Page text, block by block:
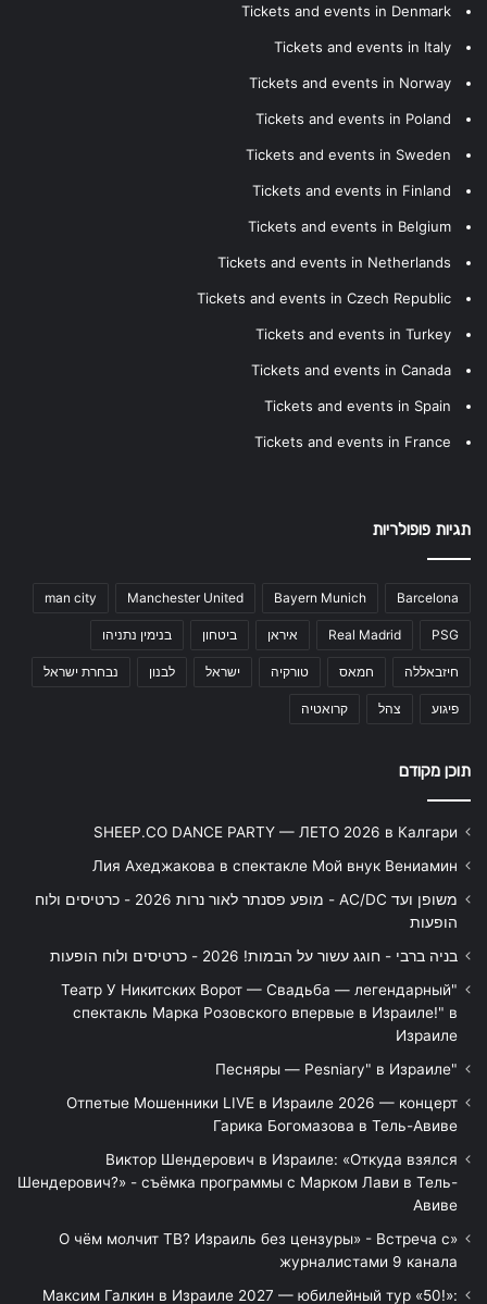
Tickets and events in Denmark
Tickets and events in Italy
Tickets and events in Norway
Tickets and events in Poland
Tickets and events in Sweden
Tickets and events in Finland
Tickets and events in Belgium
Tickets and events in Netherlands
Tickets and events in Czech Republic
Tickets and events in Turkey
Tickets and events in Canada
Tickets and events in Spain
Tickets and events in France
תגיות פופולריות
Barcelona
Bayern Munich
Manchester United
man city
PSG
Real Madrid איראן ביטחון בנימין נתניהו
חיזבאללה חמאס טורקיה ישראל לבנון נבחרת ישראל
פיגוע צהל קרואטיה
תוכן מקודם
SHEEP.CO DANCE PARTY — ЛЕТО 2026 в Калгари
Лия Ахеджакова в спектакле Мой внук Вениамин
משופן ועד AC/DC - מופע פסנתר לאור נרות 2026 - כרטיסים ולוח
הופעות
בניה ברבי - חוגג עשור על הבמות! 2026 - כרטיסים ולוח הופעות
"Театр У Никитских Ворот — Свадьба — легендарный
спектакль Марка Розовского впервые в Израиле!" в
Израиле
"Песняры — Pesniary" в Израиле
Отпетые Мошенники LIVE в Израиле 2026 — концерт
Гарика Богомазова в Тель-Авиве
Виктор Шендерович в Израиле: «Откуда взялся
Шендерович?» - съёмка программы с Марком Лави в Тель-
Авиве
«О чём молчит ТВ? Израиль без цензуры» - Встреча с
журналистами 9 канала
Максим Галкин в Израиле 2027 — юбилейный тур «50!»: